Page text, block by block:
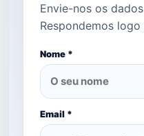
Envie-nos os
Respondemos
Nome *
Email *